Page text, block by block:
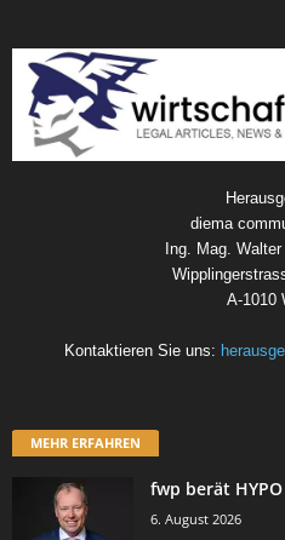
diema
Ing. Mag. Walter
A-1010
Kontaktieren Sie uns:
MEHR ERFAHREN
fwp berät
6. August 2026